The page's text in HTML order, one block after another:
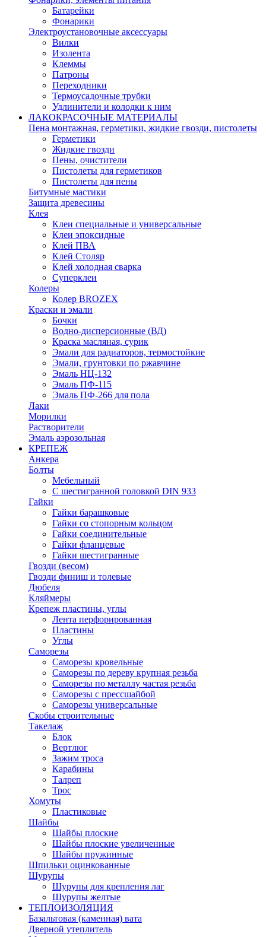
Батарейки
Фонарики
Электроустановочные аксессуары
Вилки
Изолента
Клеммы
Патроны
Переходники
Термоусадочные трубки
Удлинители и колодки к ним
ЛАКОКРАСОЧНЫЕ МАТЕРИАЛЫ
Пена монтажная, герметики, жидкие гвозди, пистолеты
Герметики
Жидкие гвозди
Пены, очистители
Пистолеты для герметиков
Пистолеты для пены
Битумные мастики
Защита древесины
Клея
Клеи специальные и универсальные
Клеи эпоксидные
Клей ПВА
Клей Столяр
Клей холодная сварка
Суперклеи
Колеры
Колер BROZEX
Краски и эмали
Бочки
Водно-дисперсионные (ВД)
Краска масляная, сурик
Эмали для радиаторов, термостойкие
Эмали, грунтовки по ржавчине
Эмаль НЦ-132
Эмаль ПФ-115
Эмаль ПФ-266 для пола
Лаки
Морилки
Растворители
Эмаль аэрозольная
КРЕПЕЖ
Анкера
Болты
Мебельный
С шестигранной головкой DIN 933
Гайки
Гайки барашковые
Гайки со стопорным кольцом
Гайки соединительные
Гайки фланцевые
Гайки шестигранные
Гвозди (весом)
Гвозди финиш и толевые
Дюбеля
Кляймеры
Крепеж пластины, углы
Лента перфорированная
Пластины
Углы
Саморезы
Саморезы кровельные
Саморезы по дереву крупная резьба
Саморезы по металлу частая резьба
Саморезы с прессшайбой
Саморезы универсальные
Скобы строительные
Такелаж
Блок
Вертлюг
Зажим троса
Карабины
Талреп
Трос
Хомуты
Пластиковые
Шайбы
Шайбы плоские
Шайбы плоские увеличенные
Шайбы пружинные
Шпильки оцинкованные
Шурупы
Шурупы для крепления лаг
Шурупы желтые
ТЕПЛОИЗОЛЯЦИЯ
Базальтовая (каменная) вата
Дверной утеплитель